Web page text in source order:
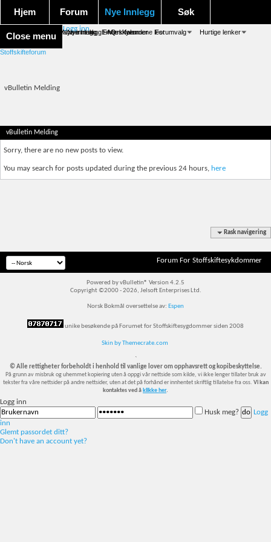
Hjem Forum
Nye innlegg FAQ Kalender Forumvalg Hurtige lenker
Nye Innlegg
Nye innlegg Merk forumene lest
Søk
Avansert søk Emneskyen
Close menu
Logg inn
Stoffskifteforum
vBulletin Melding
vBulletin Melding
Sorry, there are no new posts to view.
You may search for posts updated during the previous 24 hours, here
Rask navigering
Forum For Stoffskiftesykdommer
Powered by vBulletin® Version 4.2.5
Copyright ©2000 - 2026, Jelsoft Enterprises Ltd.
Norsk Bokmål oversettelse av: Espen
unike besøkende på Forumet for Stoffskiftesygdommer siden 2008
Skin by Themecrate.com
`
© Alle rettigheter forbeholdt i henhold til vanlige lover om opphavsrett og kopibeskyttelse.
På grunn av misbruk og uhemmet kopiering uten å oppgi vår nettside som kilde, vi ikke lenger tillater bruk av
tekster fra våre nettsider på andre nettsider, uten at det på forhånd er innhentet skriftlig tillatelse fra oss. Vi kan
kontaktes ved å klikke her.
Logg inn
Husk meg?
Logg
inn
Glemt passordet ditt?
Don't have an account yet?